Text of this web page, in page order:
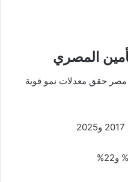
المصري
حقق معدلات نمو قوية